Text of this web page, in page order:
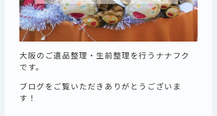
大阪のご遺品整理・生前整理を行うナナフク
です。
ブログをご覧いただきありがとうございま
す！